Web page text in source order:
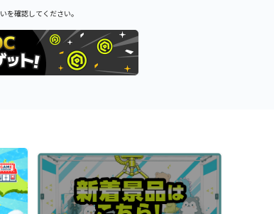
を確認してください。